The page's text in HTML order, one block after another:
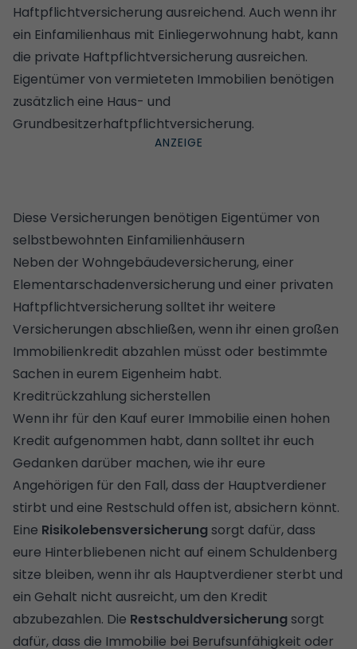
Haftpflichtversicherung ausreichend. Auch wenn ihr
ein Einfamilienhaus mit Einliegerwohnung habt, kann
die private Haftpflichtversicherung ausreichen.
Eigentümer von vermieteten Immobilien benötigen
zusätzlich eine Haus- und
Grundbesitzerhaftpflichtversicherung.
Diese Versicherungen benötigen Eigentümer von
selbstbewohnten Einfamilienhäusern
Neben der Wohngebäudeversicherung, einer
Elementarschadenversicherung und einer privaten
Haftpflichtversicherung solltet ihr weitere
Versicherungen abschließen, wenn ihr einen großen
Immobilienkredit abzahlen müsst oder bestimmte
Sachen in eurem Eigenheim habt.
Kreditrückzahlung sicherstellen
Wenn ihr für den Kauf eurer Immobilie einen hohen
Kredit aufgenommen habt, dann solltet ihr euch
Gedanken darüber machen, wie ihr eure
Angehörigen für den Fall, dass der Hauptverdiener
stirbt und eine Restschuld offen ist, absichern könnt.
Eine Risikolebensversicherung sorgt dafür, dass
eure Hinterbliebenen nicht auf einem Schuldenberg
sitze bleiben, wenn ihr als Hauptverdiener sterbt und
ein Gehalt nicht ausreicht, um den Kredit
abzubezahlen. Die Restschuldversicherung sorgt
dafür, dass die Immobilie bei Berufsunfähigkeit oder